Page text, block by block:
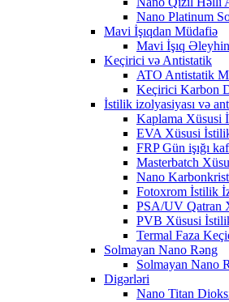
Nano Platinum
Mavi İşıqdan Müdafiə
Mavi İşıq
Keçirici və Antistatik
ATO Antistatik
Keçirici Karbon
İstilik izolyasiyası və
Kaplama Xüsusi
EVA Xüsusi
FRP Gün işığı
Masterbatch
Nano
Fotoxrom İstilik
PSA/UV Qatran
PVB Xüsusi
Termal Faza
Solmayan Nano Rəng
Solmayan Nano
Digərləri
Nano Titan